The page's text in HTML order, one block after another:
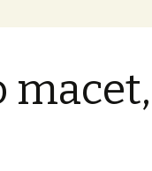
konten Buku Jelajah
Inggris